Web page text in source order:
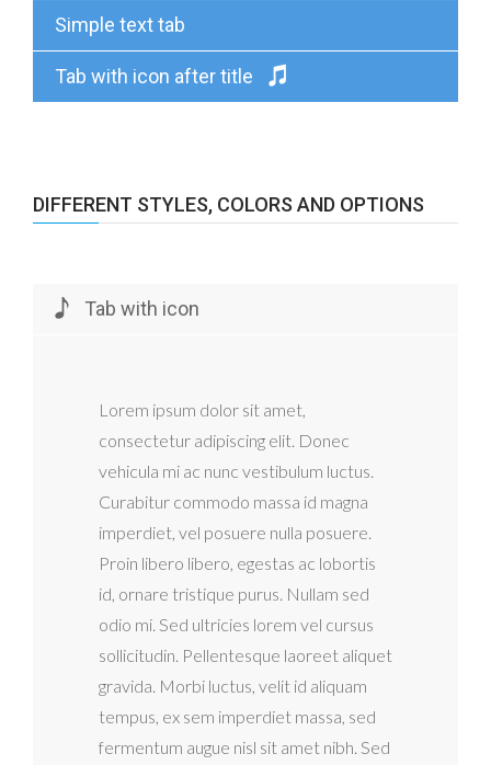
Simple text tab
Tab with icon after title
DIFFERENT STYLES, COLORS AND OPTIONS
Tab with icon
Lorem ipsum dolor sit amet,
consectetur adipiscing elit. Donec
vehicula mi ac nunc vestibulum luctus.
Curabitur commodo massa id magna
imperdiet, vel posuere nulla posuere.
Proin libero libero, egestas ac lobortis
id, ornare tristique purus. Nullam sed
odio mi. Sed ultricies lorem vel cursus
sollicitudin. Pellentesque laoreet aliquet
gravida. Morbi luctus, velit id aliquam
tempus, ex sem imperdiet massa, sed
fermentum augue nisl sit amet nibh. Sed